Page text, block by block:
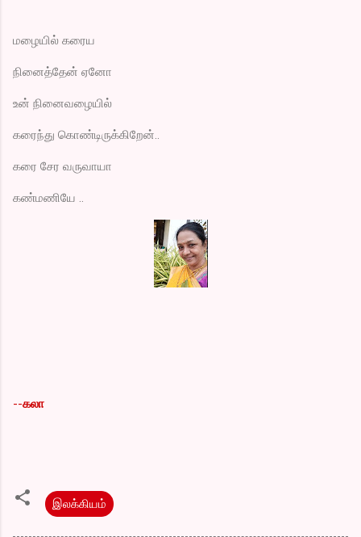
மழையில் கரைய
நினைத்தேன் ஏனோ
உன் நினைவழையில்
கரைந்து கொண்டிருக்கிறேன்..
கரை சேர வருவாயா
கண்மணியே ..
--கலா
இலக்கியம்